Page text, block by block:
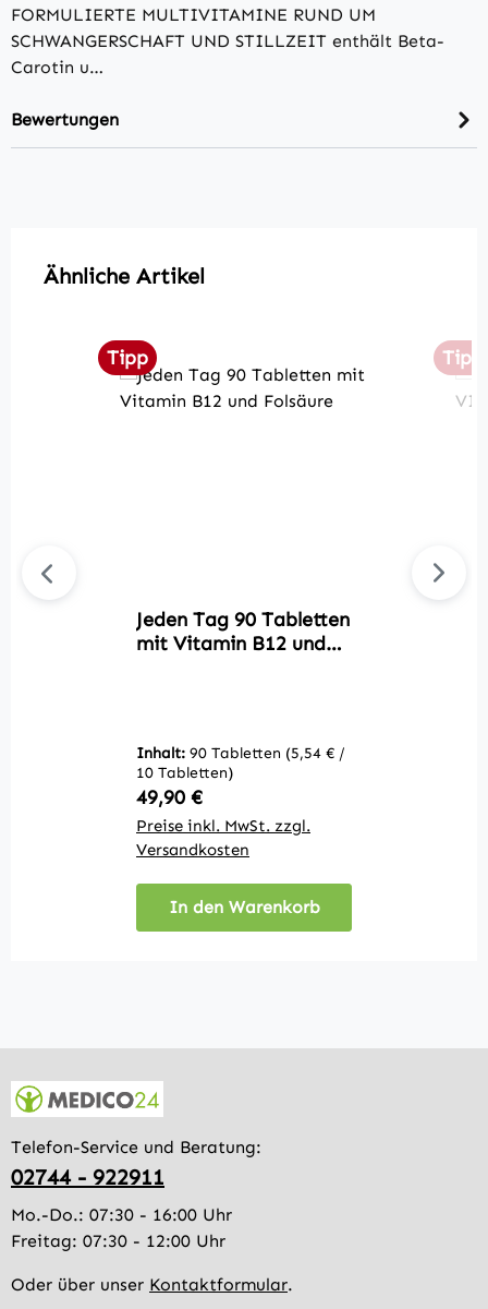
FORMULIERTE MULTI­VITAMINE RUND UM
SCHWANGERSCHAFT UND STILLZEIT enthält Beta-
Carotin u…
Bewertungen
Produktgalerie überspringen
Ähnliche Artikel
Tipp
Jeden Tag 90 Tabletten
mit Vitamin B12 und
Inhalt: 90 Tabletten (5,54 € /
10 Tabletten)
Regulärer Preis:
49,90 €
Preise inkl. MwSt. zzgl.
Versandkosten
In den Warenkorb
Tipp
Telefon-Service und Beratung:
02744 - 922911
Mo.-Do.: 07:30 - 16:00 Uhr
Freitag: 07:30 - 12:00 Uhr
Oder über unser Kontaktformular.